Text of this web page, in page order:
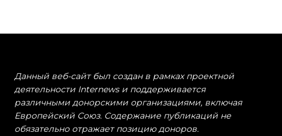
Данный веб-сайт был создан в рамках проектной
деятельности Internews и поддерживается
различными донорскими организациями, включая
Европейский Союз. Содержание публикаций не
обязательно отражает позицию доноров.